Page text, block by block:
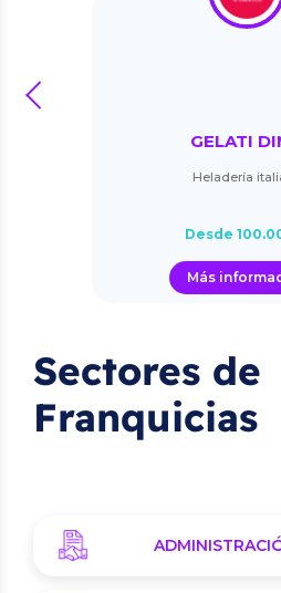
GELATI
Heladería
Desde
Más
prev
Sectores de
Franquicias